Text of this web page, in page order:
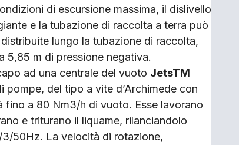
di escursione massima, il dislivello
e la tubazione di raccolta a terra può
lungo la tubazione di raccolta,
5,85 m di pressione negativa.
ad una centrale del vuoto JetsTM
pompe, del tipo a vite d’Archimede con
a 80 Nm3/h di vuoto. Esse lavorano
e triturano il liquame, rilanciandolo
50Hz. La velocità di rotazione,